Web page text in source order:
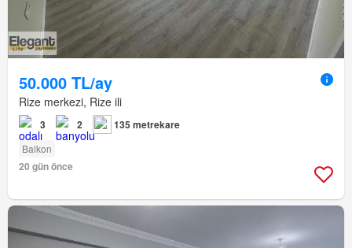
50.000 TL/ay
Rize merkezi, Rize ili
3 2 135 metrekare
Balkon
20 gün önce